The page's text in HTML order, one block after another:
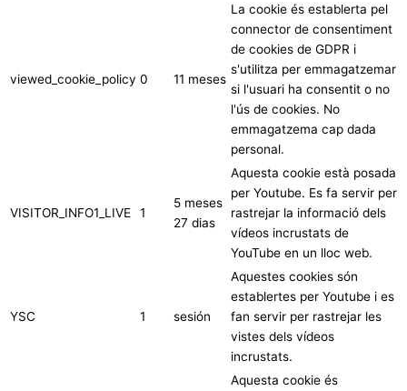
viewed_cookie_policy 0 11 meses
La cookie és establerta pel
connector de consentiment
de cookies de GDPR i
s'utilitza per emmagatzemar
si l'usuari ha consentit o no
l'ús de cookies. No
emmagatzema cap dada
personal.
VISITOR_INFO1_LIVE 1
5 meses
27 dias
Aquesta cookie està posada
per Youtube. Es fa servir per
rastrejar la informació dels
vídeos incrustats de
YouTube en un lloc web.
YSC 1 sesión
Aquestes cookies són
establertes per Youtube i es
fan servir per rastrejar les
vistes dels vídeos
incrustats.
Aquesta cookie és